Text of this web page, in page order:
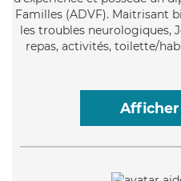
Familles (ADVF). Maitrisant
les troubles neurologiques,
repas, activités, toilette/